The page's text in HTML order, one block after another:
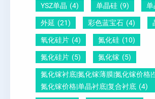
钛
铅
晶
圆
YSZ单晶 (4) 单晶硅 (9) 单
外延 (21) 彩色蓝宝石 (4)
氧化硅片 (4) 氮化硅 (10)
氮化硅片 (5) 氮化镓 (5)
氮化镓衬底|氮化镓薄膜|氮化镓价格|
氮化镓价格|单晶衬底|复合衬底 (4)